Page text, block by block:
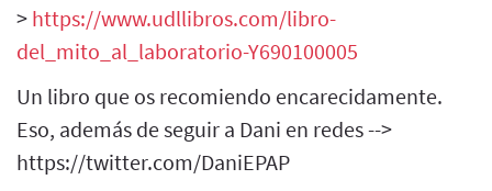
> https://www.udllibros.com/libro-
del_mito_al_laboratorio-Y690100005
Un libro que os recomiendo encarecidamente.
Eso, además de seguir a Dani en redes -->
https://twitter.com/DaniEPAP